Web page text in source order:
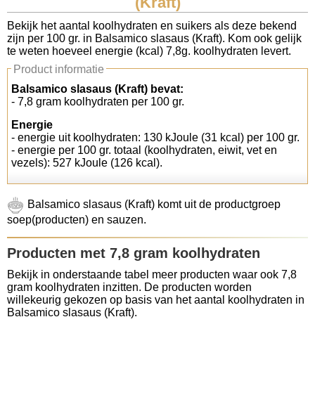
Koolhydraten tellen
Links
Bekijk het aantal koolhydraten en suikers als deze bekend
zijn per 100 gr. in Balsamico slasaus (Kraft). Kom ook gelijk
te weten hoeveel energie (kcal) 7,8g. koolhydraten levert.
Product informatie
Balsamico slasaus (Kraft) bevat:
- 7,8 gram koolhydraten per 100 gr.
Energie
- energie uit koolhydraten: 130 kJoule (31 kcal) per 100 gr.
- energie per 100 gr. totaal (koolhydraten, eiwit, vet en
vezels): 527 kJoule (126 kcal).
Balsamico slasaus (Kraft) komt uit de productgroep
soep(producten) en sauzen.
Producten met 7,8 gram koolhydraten
Bekijk in onderstaande tabel meer producten waar ook 7,8
gram koolhydraten inzitten. De producten worden
willekeurig gekozen op basis van het aantal koolhydraten in
Balsamico slasaus (Kraft).